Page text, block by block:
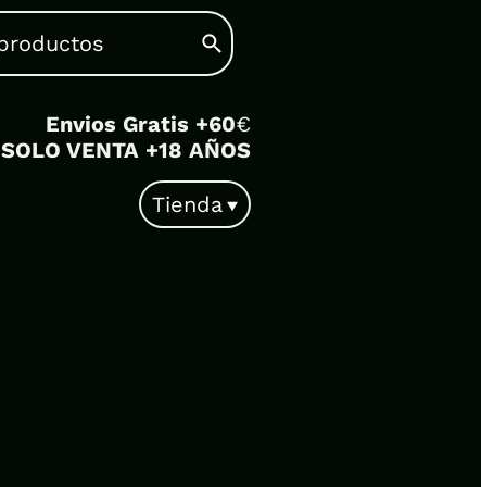
Envios Gratis +60€
SOLO VENTA +18 AÑOS
Tienda